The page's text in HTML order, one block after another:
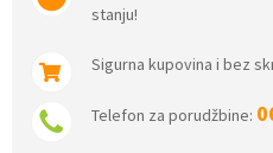
stanju!
Sigurna kupovina i bez
Telefon za porudžbine: